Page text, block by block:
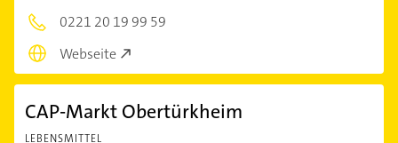
0221 20 19 99 59
Webseite
CAP-Markt Obertürkheim
LEBENSMITTEL